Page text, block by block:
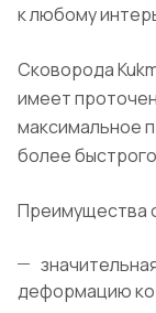
к любому
Сковорода
имеет
максимальное
более
Преимущества
деформацию